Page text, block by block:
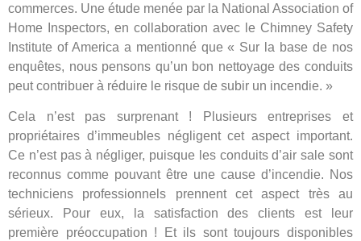
commerces. Une étude menée par la National Association of
Home Inspectors, en collaboration avec le Chimney Safety
Institute of America a mentionné que « Sur la base de nos
enquêtes, nous pensons qu’un bon nettoyage des conduits
peut contribuer à réduire le risque de subir un incendie. »
Cela n’est pas surprenant ! Plusieurs entreprises et
propriétaires d’immeubles négligent cet aspect important.
Ce n’est pas à négliger, puisque les conduits d’air sale sont
reconnus comme pouvant être une cause d’incendie. Nos
techniciens professionnels prennent cet aspect très au
sérieux. Pour eux, la satisfaction des clients est leur
première préoccupation ! Et ils sont toujours disponibles